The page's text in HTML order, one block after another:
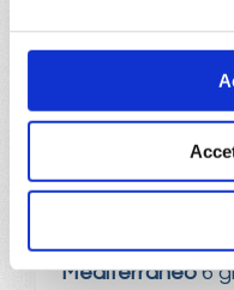
Mediterraneo6